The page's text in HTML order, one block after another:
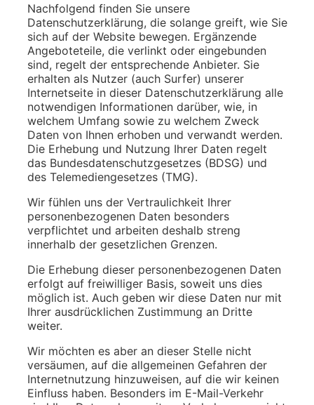
Nachfolgend finden Sie unsere
Datenschutzerklärung, die solange greift, wie Sie
sich auf der Website bewegen. Ergänzende
Angeboteteile, die verlinkt oder eingebunden
sind, regelt der entsprechende Anbieter. Sie
erhalten als Nutzer (auch Surfer) unserer
Internetseite in dieser Datenschutzerklärung alle
notwendigen Informationen darüber, wie, in
welchem Umfang sowie zu welchem Zweck
Daten von Ihnen erhoben und verwandt werden.
Die Erhebung und Nutzung Ihrer Daten regelt
das Bundesdatenschutzgesetzes (BDSG) und
des Telemediengesetzes (TMG).
Wir fühlen uns der Vertraulichkeit Ihrer
personenbezogenen Daten besonders
verpflichtet und arbeiten deshalb streng
innerhalb der gesetzlichen Grenzen.
Die Erhebung dieser personenbezogenen Daten
erfolgt auf freiwilliger Basis, soweit uns dies
möglich ist. Auch geben wir diese Daten nur mit
Ihrer ausdrücklichen Zustimmung an Dritte
weiter.
Wir möchten es aber an dieser Stelle nicht
versäumen, auf die allgemeinen Gefahren der
Internetnutzung hinzuweisen, auf die wir keinen
Einfluss haben. Besonders im E-Mail-Verkehr